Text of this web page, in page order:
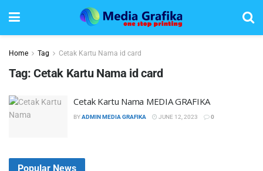
Home Tag Cetak Kartu Nama id card
Tag: Cetak Kartu Nama id card
Cetak Kartu Nama MEDIA GRAFIKA
BYADMIN MEDIA GRAFIKA JUNE 12, 2023 0
Popular News